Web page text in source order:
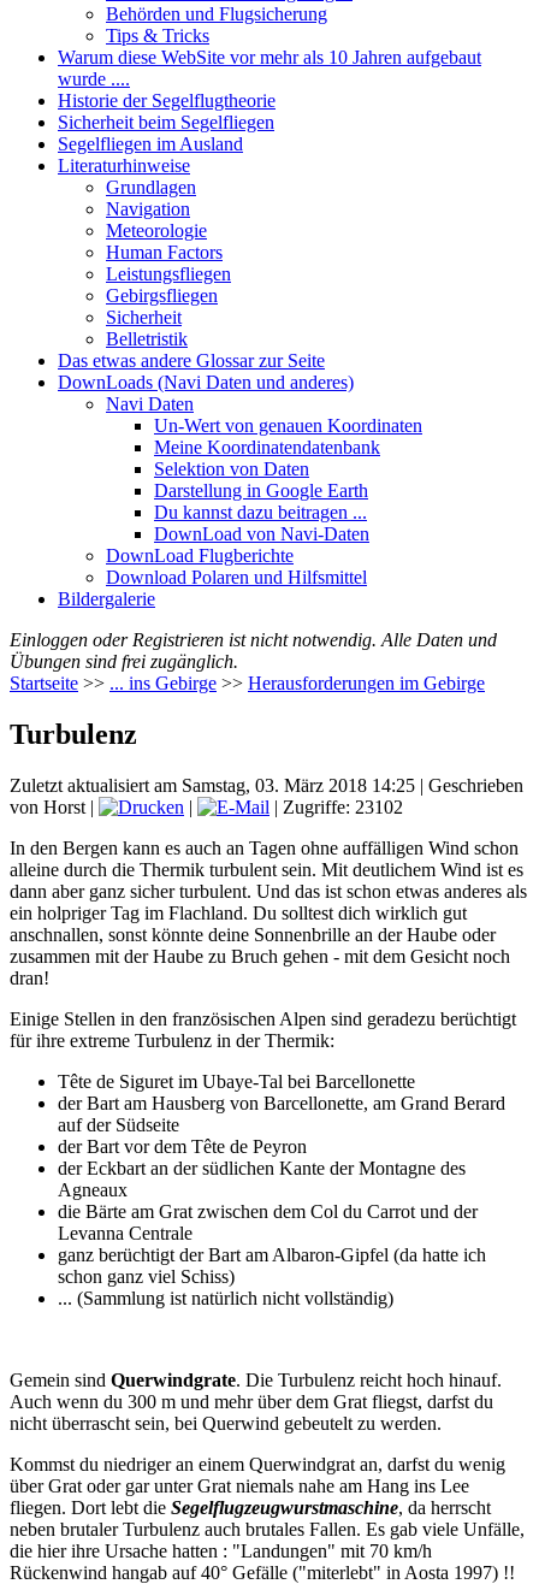
Behörden und Flugsicherung
Tips & Tricks
Warum diese WebSite vor mehr als 10 Jahren aufgebaut
wurde ....
Historie der Segelflugtheorie
Sicherheit beim Segelfliegen
Segelfliegen im Ausland
Literaturhinweise
Grundlagen
Navigation
Meteorologie
Human Factors
Leistungsfliegen
Gebirgsfliegen
Sicherheit
Belletristik
Das etwas andere Glossar zur Seite
DownLoads (Navi Daten und anderes)
Navi Daten
Un-Wert von genauen Koordinaten
Meine Koordinatendatenbank
Selektion von Daten
Darstellung in Google Earth
Du kannst dazu beitragen ...
DownLoad von Navi-Daten
DownLoad Flugberichte
Download Polaren und Hilfsmittel
Bildergalerie
Einloggen oder Registrieren ist nicht notwendig. Alle Daten und
Übungen sind frei zugänglich.
Startseite >> ... ins Gebirge >> Herausforderungen im Gebirge
Turbulenz
Zuletzt aktualisiert am Samstag, 03. März 2018 14:25 | Geschrieben
von Horst | |
| Zugriffe: 23102
In den Bergen kann es auch an Tagen ohne auffälligen Wind schon
alleine durch die Thermik turbulent sein. Mit deutlichem Wind ist es
dann aber ganz sicher turbulent. Und das ist schon etwas anderes als
ein holpriger Tag im Flachland. Du solltest dich wirklich gut
anschnallen, sonst könnte deine Sonnenbrille an der Haube oder
zusammen mit der Haube zu Bruch gehen - mit dem Gesicht noch
dran!
Einige Stellen in den französischen Alpen sind geradezu berüchtigt
für ihre extreme Turbulenz in der Thermik:
Tête de Siguret im Ubaye-Tal bei Barcellonette
der Bart am Hausberg von Barcellonette, am Grand Berard
auf der Südseite
der Bart vor dem Tête de Peyron
der Eckbart an der südlichen Kante der Montagne des
Agneaux
die Bärte am Grat zwischen dem Col du Carrot und der
Levanna Centrale
ganz berüchtigt der Bart am Albaron-Gipfel (da hatte ich
schon ganz viel Schiss)
... (Sammlung ist natürlich nicht vollständig)
Gemein sind Querwindgrate. Die Turbulenz reicht hoch hinauf.
Auch wenn du 300 m und mehr über dem Grat fliegst, darfst du
nicht überrascht sein, bei Querwind gebeutelt zu werden.
Kommst du niedriger an einem Querwindgrat an, darfst du wenig
über Grat oder gar unter Grat niemals nahe am Hang ins Lee
fliegen. Dort lebt die Segelflugzeugwurstmaschine, da herrscht
neben brutaler Turbulenz auch brutales Fallen. Es gab viele Unfälle,
die hier ihre Ursache hatten : "Landungen" mit 70 km/h
Rückenwind hangab auf 40° Gefälle ("miterlebt" in Aosta 1997) !!